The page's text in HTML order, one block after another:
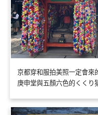
京都穿和服拍美照一定會來
庚申堂與五顏六色的くくり